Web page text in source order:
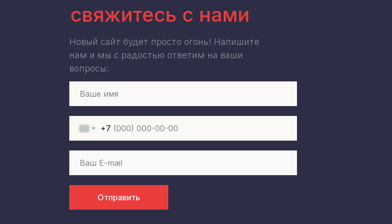
свяжитесь с нами
Новый сайт будет просто огонь! Напишите
нам и мы с радостью ответим на ваши
вопросы:
+7
Отправить